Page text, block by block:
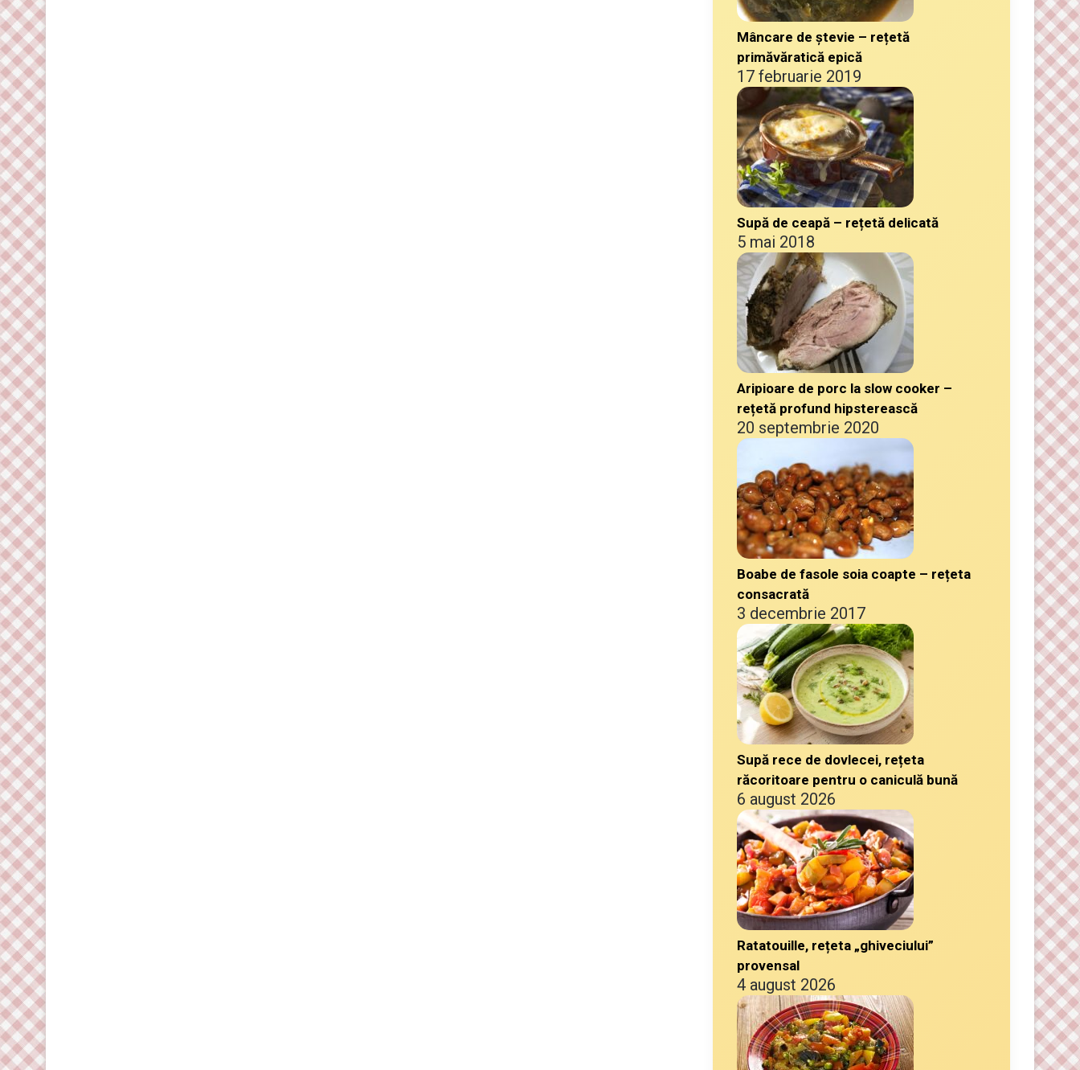
Mâncare de ștevie – rețetă
primăvăratică epică
17 februarie 2019
Supă de ceapă – rețetă delicată
5 mai 2018
Aripioare de porc la slow cooker –
rețetă profund hipsterească
20 septembrie 2020
Boabe de fasole soia coapte – rețeta
consacrată
3 decembrie 2017
Supă rece de dovlecei, rețeta
răcoritoare pentru o caniculă bună
6 august 2026
Ratatouille, rețeta „ghiveciului”
provensal
4 august 2026